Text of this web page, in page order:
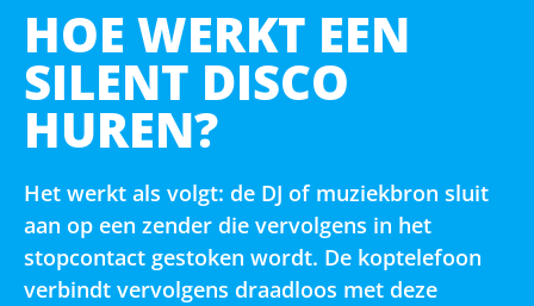
HOE WERKT EEN
SILENT DISCO
HUREN?
Het werkt als volgt: de DJ of muziekbron sluit
aan op een zender die vervolgens in het
stopcontact gestoken wordt. De koptelefoon
verbindt vervolgens draadloos met deze